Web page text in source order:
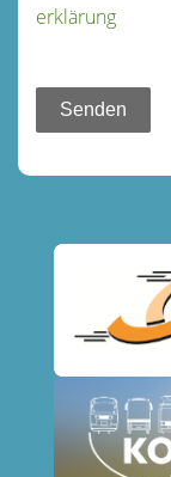
erklärung